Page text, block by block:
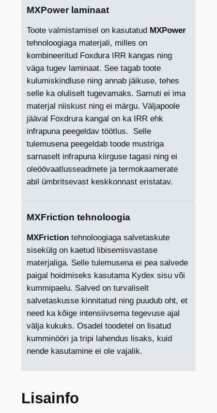
MXPower laminaat
Toote valmistamisel on kasutatud MXPower
tehnoloogiaga materjali, milles on
kombineeritud Foxdura IRR kangas ning
väga tugev laminaat. See tagab toote
kulumiskindluse ning annab jäikuse, tehes
selle ka oluliselt tugevamaks. Samuti ei ima
materjal niiskust ning ei märgu. Väljapoole
jääval Foxdrura kangal on ka IRR ehk
infrapuna peegeldav töötlus. Selle
tulemusena peegeldab toode mustriga
sarnaselt infrapuna kiirguse tagasi ning ei
oleöövaatlusseadmete ja termokaamerate
abil ümbritsevast keskkonnast eristatav.
MXFriction tehnoloogia
MXFrictiontehnoloogiaga salvetaskute
sisekülg on kaetud libisemisvastase
materjaliga. Selle tulemusena ei pea salvede
paigal hoidmiseks kasutama Kydex sisu või
kummipaelu. Salved on turvaliselt
salvetaskusse kinnitatud ning puudub oht, et
need ka kõige intensiivsema tegevuse ajal
välja kukuks. Osadel toodetel on lisatud
kumminööri ja tripi lahendus lisaks, kuid
nende kasutamine ei ole vajalik.
Lisainfo